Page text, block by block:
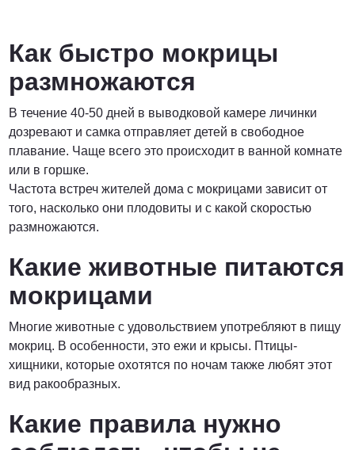
Как быстро мокрицы
размножаются
В течение 40-50 дней в выводковой камере личинки
дозревают и самка отправляет детей в свободное
плавание. Чаще всего это происходит в ванной комнате
или в горшке.
Частота встреч жителей дома с мокрицами зависит от
того, насколько они плодовиты и с какой скоростью
размножаются.
Какие животные питаются
мокрицами
Многие животные с удовольствием употребляют в пищу
мокриц. В особенности, это ежи и крысы. Птицы-
хищники, которые охотятся по ночам также любят этот
вид ракообразных.
Какие правила нужно